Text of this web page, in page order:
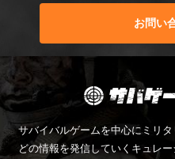
お問い
サバイバルゲームを中心にミリ
どの情報を発信していくキュレ